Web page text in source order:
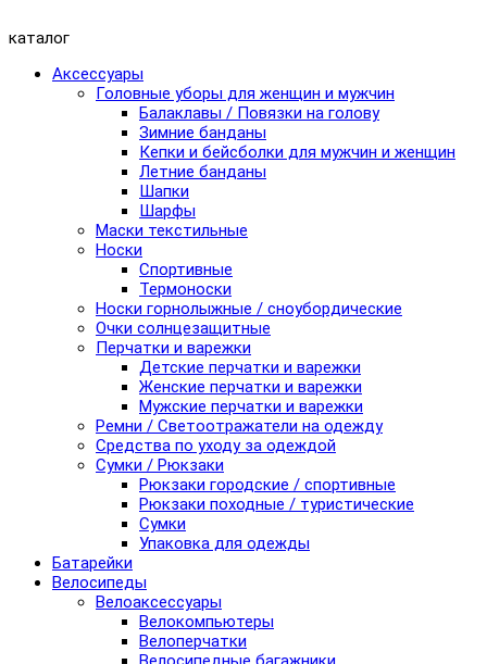
каталог
Аксессуары
Головные уборы для женщин и мужчин
Балаклавы / Повязки на голову
Зимние банданы
Кепки и бейсболки для мужчин и женщин
Летние банданы
Шапки
Шарфы
Маски текстильные
Носки
Спортивные
Термоноски
Носки горнолыжные / сноубордические
Очки солнцезащитные
Перчатки и варежки
Детские перчатки и варежки
Женские перчатки и варежки
Мужские перчатки и варежки
Ремни / Светоотражатели на одежду
Средства по уходу за одеждой
Сумки / Рюкзаки
Рюкзаки городские / спортивные
Рюкзаки походные / туристические
Сумки
Упаковка для одежды
Батарейки
Велосипеды
Велоаксессуары
Велокомпьютеры
Велоперчатки